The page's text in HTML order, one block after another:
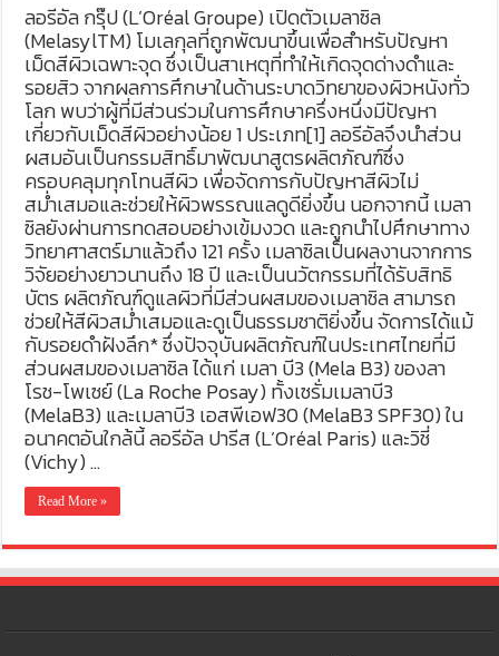
ลอรีอัล กรุ๊ป (L’Oréal Groupe) เปิดตัวเมลาซิล
(MelasylTM) โมเลกุลที่ถูกพัฒนาขึ้นเพื่อสำหรับปัญหา
เม็ดสีผิวเฉพาะจุด ซึ่งเป็นสาเหตุที่ทำให้เกิดจุดด่างดำและ
รอยสิว จากผลการศึกษาในด้านระบาดวิทยาของผิวหนังทั่ว
โลก พบว่าผู้ที่มีส่วนร่วมในการศึกษาครึ่งหนึ่งมีปัญหา
เกี่ยวกับเม็ดสีผิวอย่างน้อย 1 ประเภท[1] ลอรีอัลจึงนำส่วน
ผสมอันเป็นกรรมสิทธิ์มาพัฒนาสูตรผลิตภัณฑ์ซึ่ง
ครอบคลุมทุกโทนสีผิว เพื่อจัดการกับปัญหาสีผิวไม่
สม่ำเสมอและช่วยให้ผิวพรรณแลดูดียิ่งขึ้น นอกจากนี้ เมลา
ซิลยังผ่านการทดสอบอย่างเข้มงวด และถูกนำไปศึกษาทาง
วิทยาศาสตร์มาแล้วถึง 121 ครั้ง เมลาซิลเป็นผลงานจากการ
วิจัยอย่างยาวนานถึง 18 ปี และเป็นนวัตกรรมที่ได้รับสิทธิ
บัตร ผลิตภัณฑ์ดูแลผิวที่มีส่วนผสมของเมลาซิล สามารถ
ช่วยให้สีผิวสม่ำเสมอและดูเป็นธรรมชาติยิ่งขึ้น จัดการได้แม้
กับรอยดำฝังลึก* ซึ่งปัจจุบันผลิตภัณฑ์ในประเทศไทยที่มี
ส่วนผสมของเมลาซิล ได้แก่ เมลา บี3 (​​Mela B3) ของลา
โรช-โพเซย์ (La Roche Posay) ทั้งเซรั่มเมลาบี3
(MelaB3) และเมลาบี3 เอสพีเอฟ30 (MelaB3 SPF30) ใน
อนาคตอันใกล้นี้ ลอรีอัล ปารีส (L’Oréal Paris) และวิชี่
(Vichy) …
Read More »